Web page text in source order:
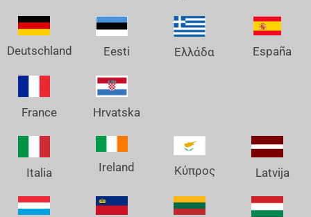
Deutschland Eesti Ελλάδα España
France Hrvatska
Italia Ireland Κύπρος Latvija